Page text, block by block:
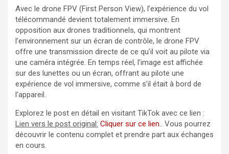
Avec le drone FPV (First Person View), l’expérience du vol
télécommandé devient totalement immersive. En
opposition aux drones traditionnels, qui montrent
l’environnement sur un écran de contrôle, le drone FPV
offre une transmission directe de ce qu’il voit au pilote via
une caméra intégrée. En temps réel, l’image est affichée
sur des lunettes ou un écran, offrant au pilote une
expérience de vol immersive, comme s’il était à bord de
l’appareil.
Explorez le post en détail en visitant TikTok avec ce lien :
Lien vers le post original: Cliquer sur ce lien.. Vous pourrez
découvrir le contenu complet et prendre part aux échanges
en cours.